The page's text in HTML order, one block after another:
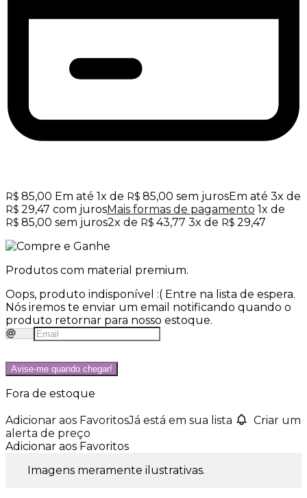
R$ 85,00 Em até 1x de R$ 85,00 sem jurosEm até 3x de
R$ 29,47 com jurosMais formas de pagamento 1x de
R$ 85,00 sem juros2x de R$ 43,77 3x de R$ 29,47
Produtos com material premium.
Oops, produto indisponível :( Entre na lista de espera.
Nós iremos te enviar um email notificando quando o
produto retornar para nosso estoque.
Avise-me quando chegar!
Fora de estoque
Adicionar aos FavoritosJá está em sua lista
Criar um
alerta de preço
Adicionar aos Favoritos
Imagens meramente ilustrativas.